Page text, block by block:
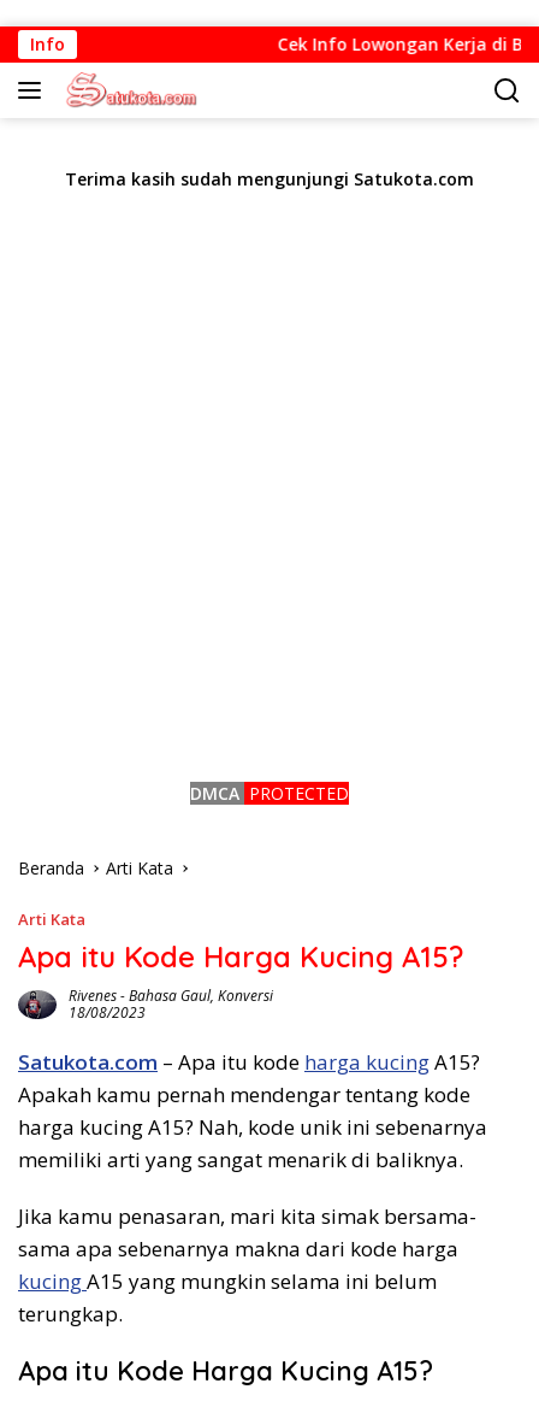
Langsung
ke
konten
Info Cek Info Lowongan Kerja di
Terima kasih sudah mengunjungi Satukota.com
DMCA PROTECTED
Beranda Arti Kata
Arti Kata
Apa itu Kode Harga Kucing A15?
Rivenes-Bahasa Gaul, Konversi
18/08/2023
Satukota.com – Apa itu kode harga kucingA15?
Apakah kamu pernah mendengar tentang kode
harga kucing A15? Nah, kode unik ini sebenarnya
memiliki arti yang sangat menarik di baliknya.
Jika kamu penasaran, mari kita simak bersama-
sama apa sebenarnya makna dari kode harga
kucingA15 yang mungkin selama ini belum
terungkap.
Apa itu Kode Harga Kucing A15?